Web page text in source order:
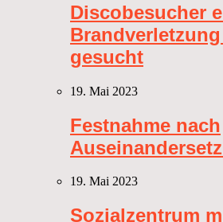
Discobesucher
gesucht
19. Mai 2023
Festnahme nach
19. Mai 2023
Sozialzentrum